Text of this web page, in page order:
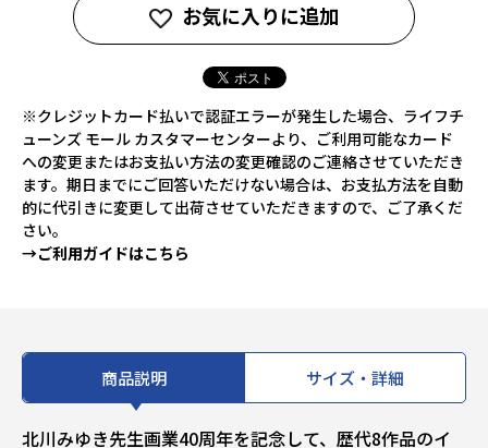
お気に入りに追加
※クレジットカード払いで認証エラーが発生した場合、ライフチ
ューンズ モール カスタマーセンターより、ご利用可能なカード
への変更またはお支払い方法の変更確認のご連絡させていただき
ます。期日までにご回答いただけない場合は、お支払方法を自動
的に代引きに変更して出荷させていただきますので、ご了承くだ
さい。
→ご利用ガイドはこちら
商品説明 サイズ・詳細
北川みゆき先生画業40周年を記念して、歴代8作品のイ